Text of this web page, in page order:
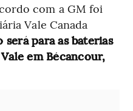
com a GM foi
Vale Canada
para as baterias
em Bécancour,